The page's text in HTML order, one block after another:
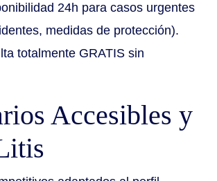
24h para casos urgentes
medidas de protección).
totalmente GRATIS sin
Accesibles y